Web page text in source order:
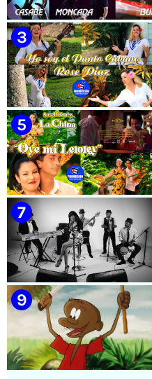
🟡 Casabe & Moncada & Buena
Fe - ¨Gallo de pelea¨ - Videoclip
- Dirección: Omar Leyva
🟡 Rose Díaz || ¨Yo soy el Punto
Cubano¨ (Autores: Celina
González y Reutilio
Domínguez) || Director:
Yuliades Mariño Cabello ||
Música popular tradicional
cubana - Punto Cubano -
Punto Guajiro || Videoclip ||
CUBA
🟡 Susel Gómez (La China) ||
¨Oye Mi Leloley¨ || Director:
Onelio Jesús Larralde González
|| Música popular bailable
cubana || Videoclip || CUBA
🟡 Lázaro Valdés & Bamboleo -
¨Necesito tiempo¨ - Videoclip -
Dirección: Salamandra